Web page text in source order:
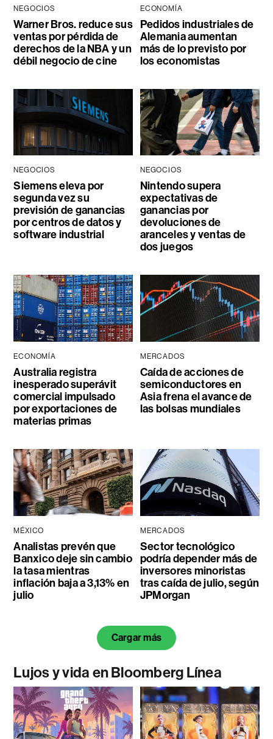
NEGOCIOS
Warner Bros. reduce sus
ventas por pérdida de
derechos de la NBA y un
débil negocio de cine
ECONOMÍA
Pedidos industriales de
Alemania aumentan
más de lo previsto por
los economistas
NEGOCIOS
Siemens eleva por
segunda vez su
previsión de ganancias
por centros de datos y
software industrial
NEGOCIOS
Nintendo supera
expectativas de
ganancias por
devoluciones de
aranceles y ventas de
dos juegos
ECONOMÍA
Australia registra
inesperado superávit
comercial impulsado
por exportaciones de
materias primas
MERCADOS
Caída de acciones de
semiconductores en
Asia frena el avance de
las bolsas mundiales
MÉXICO
Analistas prevén que
Banxico deje sin cambio
la tasa mientras
inflación baja a 3,13% en
julio
MERCADOS
Sector tecnológico
podría depender más de
inversores minoristas
tras caída de julio, según
JPMorgan
Cargar más
Lujos y vida en Bloomberg Línea